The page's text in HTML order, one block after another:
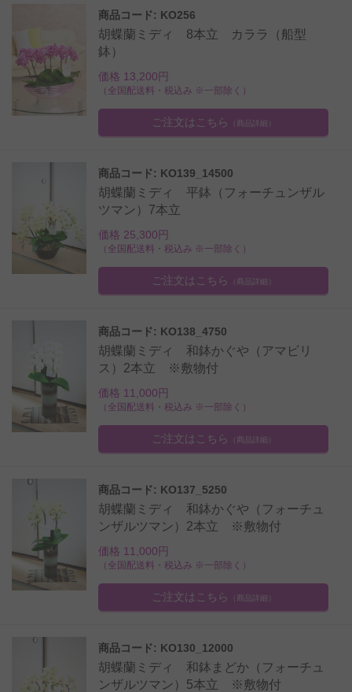
商品コード: KO256
胡蝶蘭ミディ 8本立 カララ（船型
鉢）
価格 13,200円
（全国配送料・税込み ※一部除く）
ご注文はこちら （商品詳細）
商品コード: KO139_14500
胡蝶蘭ミディ 平鉢（フォーチュンザル
ツマン）7本立
価格 25,300円
（全国配送料・税込み ※一部除く）
ご注文はこちら （商品詳細）
商品コード: KO138_4750
胡蝶蘭ミディ 和鉢かぐや（アマビリ
ス）2本立 ※敷物付
価格 11,000円
（全国配送料・税込み ※一部除く）
ご注文はこちら （商品詳細）
商品コード: KO137_5250
胡蝶蘭ミディ 和鉢かぐや（フォーチュ
ンザルツマン）2本立 ※敷物付
価格 11,000円
（全国配送料・税込み ※一部除く）
ご注文はこちら （商品詳細）
商品コード: KO130_12000
胡蝶蘭ミディ 和鉢まどか（フォーチュ
ンザルツマン）5本立 ※敷物付